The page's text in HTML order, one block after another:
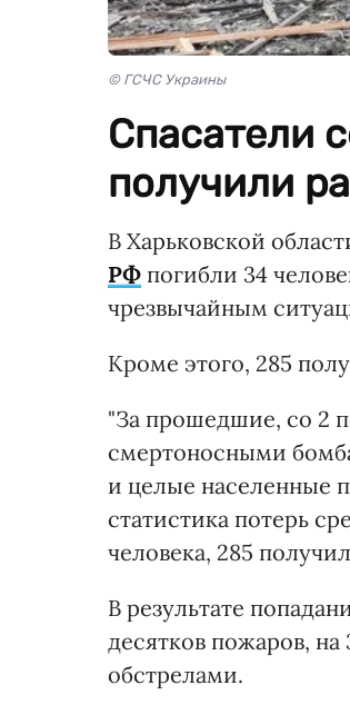
© ГСЧС Украины
Спасатели
получили
В Харьковской
РФ погибли 34
чрезвычайным
Кроме этого, 285
"За прошедшие, со 2
смертоносными
и целые населенные
статистика потерь
человека, 285
В результате
десятков пожаров, на
обстрелами.